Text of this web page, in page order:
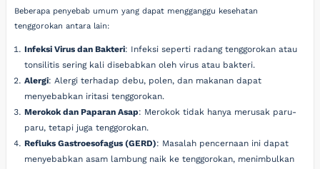
Beberapa penyebab umum yang dapat mengganggu kesehatan
tenggorokan antara lain:
Infeksi Virus dan Bakteri: Infeksi seperti radang tenggorokan atau
tonsilitis sering kali disebabkan oleh virus atau bakteri.
Alergi: Alergi terhadap debu, polen, dan makanan dapat
menyebabkan iritasi tenggorokan.
Merokok dan Paparan Asap: Merokok tidak hanya merusak paru-
paru, tetapi juga tenggorokan.
Refluks Gastroesofagus (GERD): Masalah pencernaan ini dapat
menyebabkan asam lambung naik ke tenggorokan, menimbulkan